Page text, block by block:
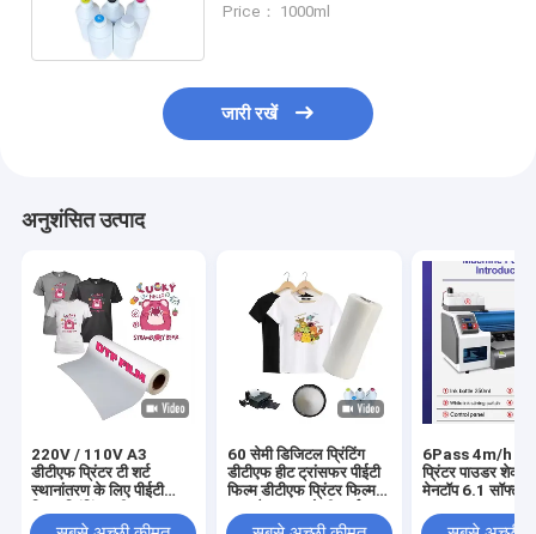
Price： 1000ml
जारी रखें
अनुशंसित उत्पाद
220V / 110V A3
डीटीएफ प्रिंटर टी शर्ट
स्थानांतरण के लिए पीईटी
60 सेमी डिजिटल प्रिंटिंग
डीटीएफ हीट ट्रांसफर पीईटी
फिल्म डीटीएफ प्रिंटर फिल्म
प्रिंटिंग डीटीएफ पेपर पीईटी
6Pass 4m/h
प्रिंटर पाउडर
मेनटॉप 6.1